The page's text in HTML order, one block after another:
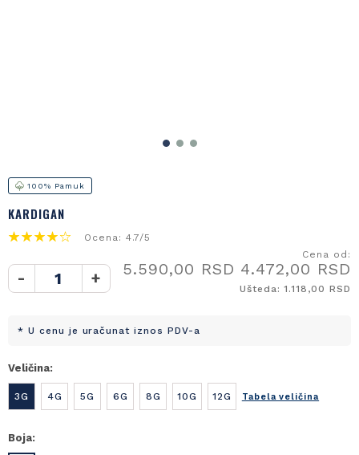
100% Pamuk
KARDIGAN
Ocena: 4.7/5
- +
Cena od:
5.590,00 RSD 4.472,00 RSD
Ušteda: 1.118,00 RSD
* U cenu je uračunat iznos PDV-a
Veličina:
3G 4G 5G 6G 8G 10G 12G Tabela veličina
Boja: